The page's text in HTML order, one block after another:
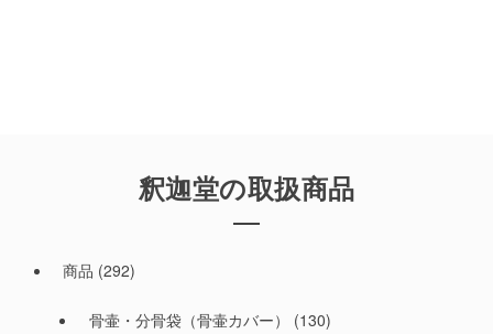
釈迦堂の取扱商品
商品 (292)
骨壷・分骨袋（骨壷カバー） (130)